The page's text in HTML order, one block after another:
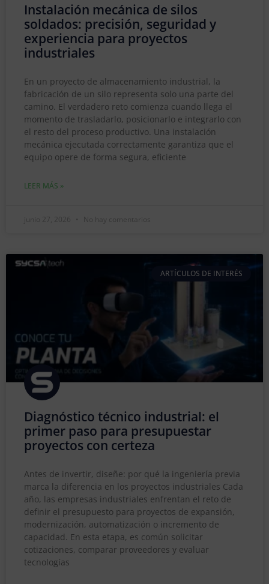
Instalación mecánica de silos
soldados: precisión, seguridad y
experiencia para proyectos
industriales
En un proyecto de almacenamiento industrial, la
fabricación de un silo representa solo una parte del
camino. El verdadero reto comienza cuando llega el
momento de trasladarlo, posicionarlo e integrarlo con
el resto del proceso productivo. Una instalación
mecánica ejecutada correctamente garantiza que el
equipo opere de forma segura, eficiente
LEER MÁS »
junio 27, 2026 No hay comentarios
ARTÍCULOS DE INTERÉS
Diagnóstico técnico industrial: el
primer paso para presupuestar
proyectos con certeza
Antes de invertir, diseñe: por qué la ingeniería previa
marca la diferencia en los proyectos industriales Cada
año, las empresas industriales enfrentan el reto de
definir el presupuesto para proyectos de expansión,
modernización, automatización o incremento de
capacidad. En esta etapa, es común solicitar
cotizaciones, comparar proveedores y evaluar
tecnologías